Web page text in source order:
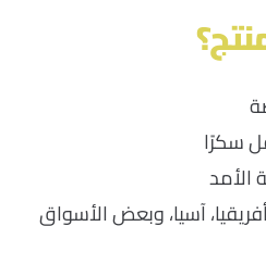
سكرًا
الأمد
آسيا، وبعض الأسواق